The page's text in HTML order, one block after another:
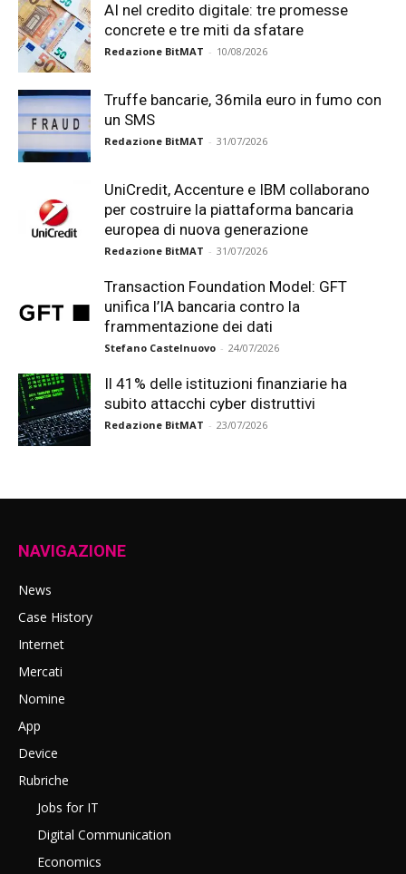
AI nel credito digitale: tre promesse
concrete e tre miti da sfatare
Redazione BitMAT - 10/08/2026
Truffe bancarie, 36mila euro in fumo con
un SMS
Redazione BitMAT - 31/07/2026
UniCredit, Accenture e IBM collaborano
per costruire la piattaforma bancaria
europea di nuova generazione
Redazione BitMAT - 31/07/2026
Transaction Foundation Model: GFT
unifica l’IA bancaria contro la
frammentazione dei dati
Stefano Castelnuovo - 24/07/2026
Il 41% delle istituzioni finanziarie ha
subito attacchi cyber distruttivi
Redazione BitMAT - 23/07/2026
NAVIGAZIONE
News
Case History
Internet
Mercati
Nomine
App
Device
Rubriche
Jobs for IT
Digital Communication
Economics